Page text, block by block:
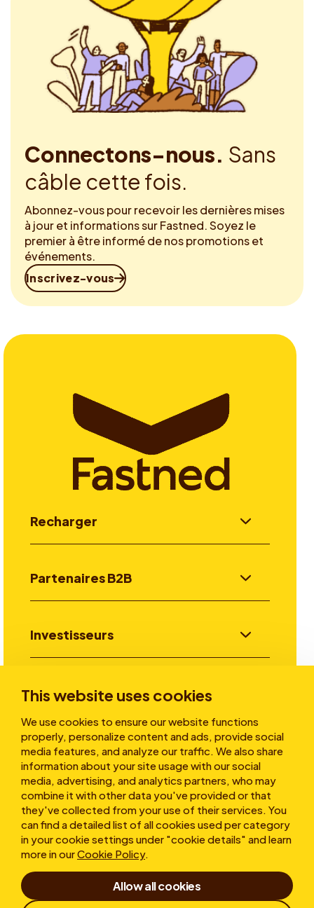
This website uses cookies
We use cookies to ensure our website functions
properly, personalize content and ads, provide social
media features, and analyze our traffic. We also share
information about your site usage with our social
media, advertising, and analytics partners, who may
combine it with other data you've provided or that
they've collected from your use of their services. You
can find a detailed list of all cookies used per category
in your cookie settings under "cookie details" and learn
more in ourCookie Policy.
Allow all cookies
Connectons-nous. Sans
câble cette fois.
Abonnez-vous pour recevoir les dernières mises
à jour et informations sur Fastned. Soyez le
premier à être informé de nos promotions et
événements.
Inscrivez-vous
Recharger
Partenaires B2B
Investisseurs
Aller plus loin
A propos
Conditions d’utilisation
Déclaration de confidentialité